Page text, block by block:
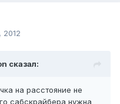
2012
сказал:
на расстояние не
сабскрайбера нужна